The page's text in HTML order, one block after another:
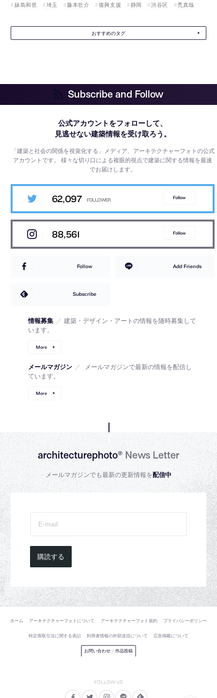
妹島和世
埼玉 藤本壮介 復興支援 静岡 渋谷区 禿真哉
おすすめのタグ
Subscribe and Follow
公式アカウントをフォローして、
見逃せない建築情報を受け取ろう。
「建築と社会の関係を視覚化する」メディア、アーキテクチャーフォトの公式
アカウントです。様々な切り口による複眼的視点で建築に関する情報を最速
でお届けします。
62,097 Follow
88,561 Follow
Follow Add Friends
Subscribe
情報募集 ／ 建築・デザイン・アートの情報を随時募集して
います。
More
メールマガジン ／
メールマガジンで最新の情報を配信し
ています。
More
architecturephoto®News Letter
メールマガジンでも最新の更新情報を配信中
購読する
ホーム アーキテクチャーフォトについて アーキテクチャーフォト規約 プライバシーポリシー
特定商取引法に関する表記 利用者情報の外部送信について 広告掲載について
お問い合わせ / 作品投稿